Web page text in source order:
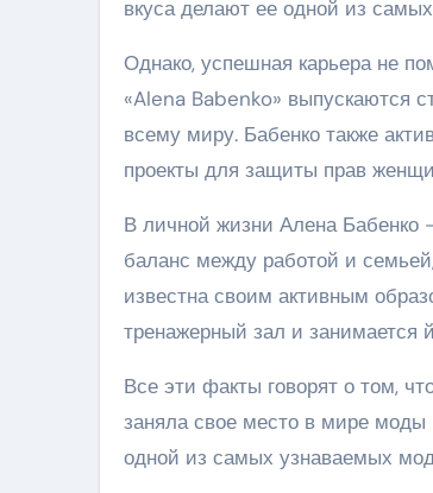
вкуса делают ее одной из
Однако, успешная карьера не
«Alena Babenko» выпускаются
всему миру. Бабенко также
проекты для защиты прав
В личной жизни Алена Бабенко
баланс между работой и
известна своим активным
тренажерный зал и занимается
Все эти факты говорят о том,
заняла свое место в мире моды
одной из самых узнаваемых